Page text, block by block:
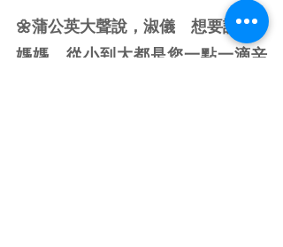
🌼蒲公英大聲說，淑儀　想要說：
媽媽，從小到大都是您一點一滴辛